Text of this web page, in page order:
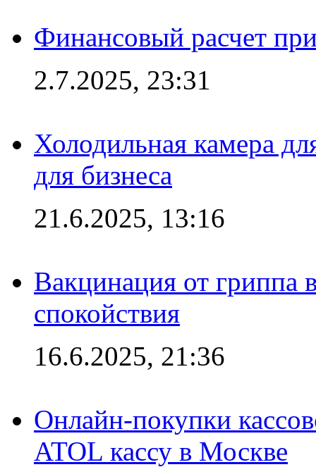
Финансовый расчет
2.7.2025, 23:31
Холодильная камера
для бизнеса
21.6.2025, 13:16
Вакцинация от гриппа
спокойствия
16.6.2025, 21:36
Онлайн-покупки
ATOL кассу в Москве